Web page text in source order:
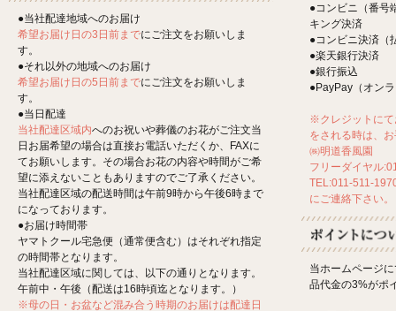
●当社配達地域へのお届け
希望お届け日の3日前までにご注文をお願いしま
す。
●それ以外の地域へのお届け
希望お届け日の5日前までにご注文をお願いしま
す。
●当日配達
当社配達区域内へのお祝いや葬儀のお花がご注文当
日お届希望の場合は直接お電話いただくか、FAXに
てお願いします。その場合お花の内容や時間がご希
望に添えないこともありますのでご了承ください。
当社配達区域の配送時間は午前9時から午後6時まで
になっております。
●お届け時間帯
ヤマトクール宅急便（通常便含む）はそれぞれ指定
の時間帯となります。
当社配達区域に関しては、以下の通りとなります。
午前中・午後（配送は16時頃迄となります。）
※母の日・お盆など混み合う時期のお届けは配達日
●コンビニ（番号
キング決済
●コンビニ決済（
●楽天銀行決済
●銀行振込
●PayPay（オン
※クレジットにて
をされる時は、
㈱明道香風園
フリーダイヤル
TEL:011-511-
にご連絡下さい。
当ホームページ
品代金の3%がポ